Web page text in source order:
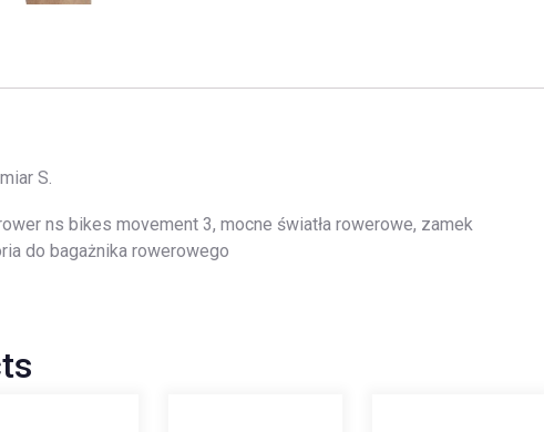
S.
ns bikes movement 3, mocne światła rowerowe, zamek
do bagażnika rowerowego